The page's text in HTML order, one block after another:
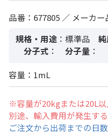
品番：677805 ／ メーカ
規格・用途 ：標準品
分子式 ： 分子量 ：
容量：1mL
※容量が20kgまたは20L以
別途、輸入費用が発生す
ご注文から出荷までの日